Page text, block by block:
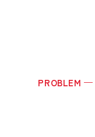
PROBLEM —